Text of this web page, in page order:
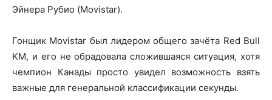
Эйнера Рубио (Movistar).
Гонщик Movistar был лидером общего зачёта Red Bull
KM, и его не обрадовала сложившаяся ситуация, хотя
чемпион Канады просто увидел возможность взять
важные для генеральной классификации секунды.